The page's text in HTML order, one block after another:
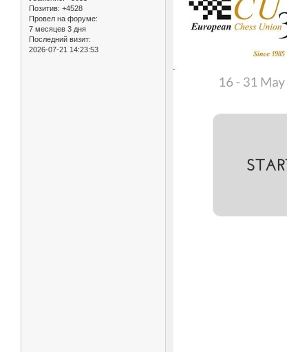
Позитив: +4528
Провел на форуме:
7 месяцев 3 дня
Последний визит:
2026-07-21 14:23:53